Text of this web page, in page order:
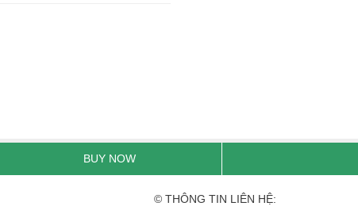
BUY NOW
© THÔNG TIN LIÊN HỆ: